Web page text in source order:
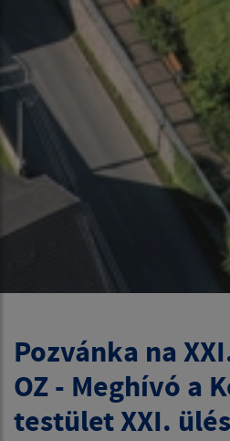
Pozvánka na
OZ - Meghívó a
testület XXI.